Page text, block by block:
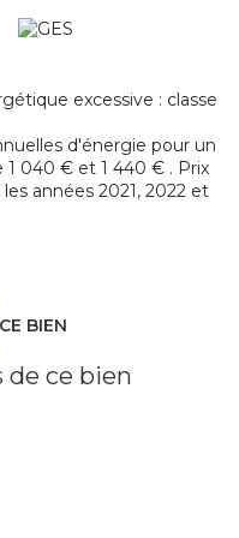
ce bien est
Géorisques
excessive : classe
d'énergie pour un
040 € et 1 440 € . Prix
années 2021, 2022 et
BIEN
de ce bien